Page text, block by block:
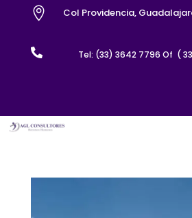
 Col Providencia,
 Tel: (33) 3642 7796 Of (